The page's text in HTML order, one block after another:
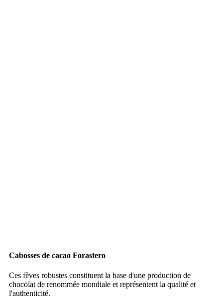
Cabosses de cacao Forastero
Ces fèves robustes constituent la base d'une production de
chocolat de renommée mondiale et représentent la qualité et
l'authenticité.